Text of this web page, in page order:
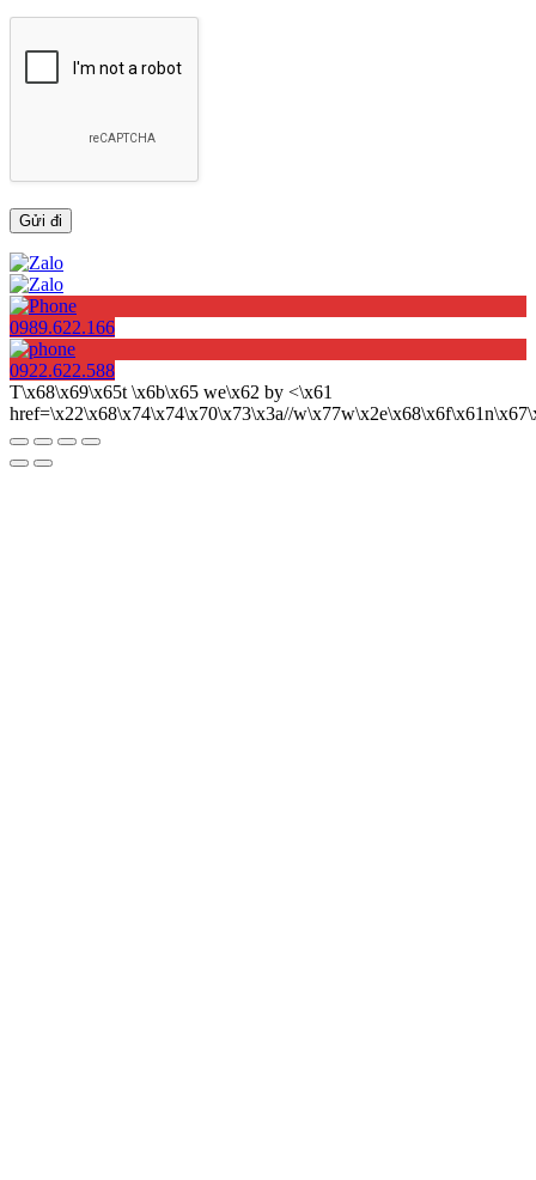
0989.622.166
0922.622.588
T\x68\x69\x65t \x6b\x65 we\x62 by <\x61
href=\x22\x68\x74\x74\x70\x73\x3a//